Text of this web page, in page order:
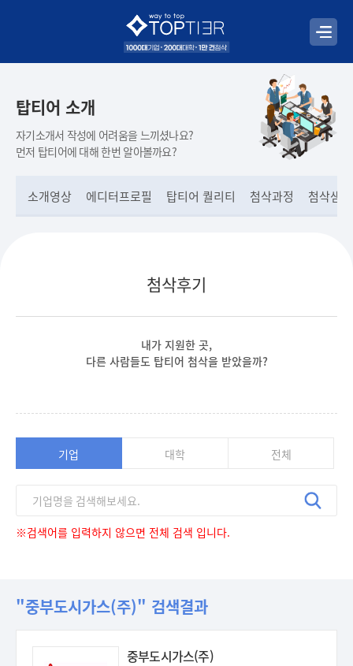
탑티어 소개
자기소개서 작성에 어려움을 느끼셨나요?
먼저 탑티어에 대해 한번 알아볼까요?
소개영상 에디터프로필 탑티어 퀄리티 첨삭과정 첨삭샘플
첨삭후기
내가 지원한 곳,
다른 사람들도 탑티어 첨삭을 받았을까?
기업 대학 전체
※검색어를 입력하지 않으면 전체 검색 입니다.
"중부도시가스(주)" 검색결과
중부도시가스(주)